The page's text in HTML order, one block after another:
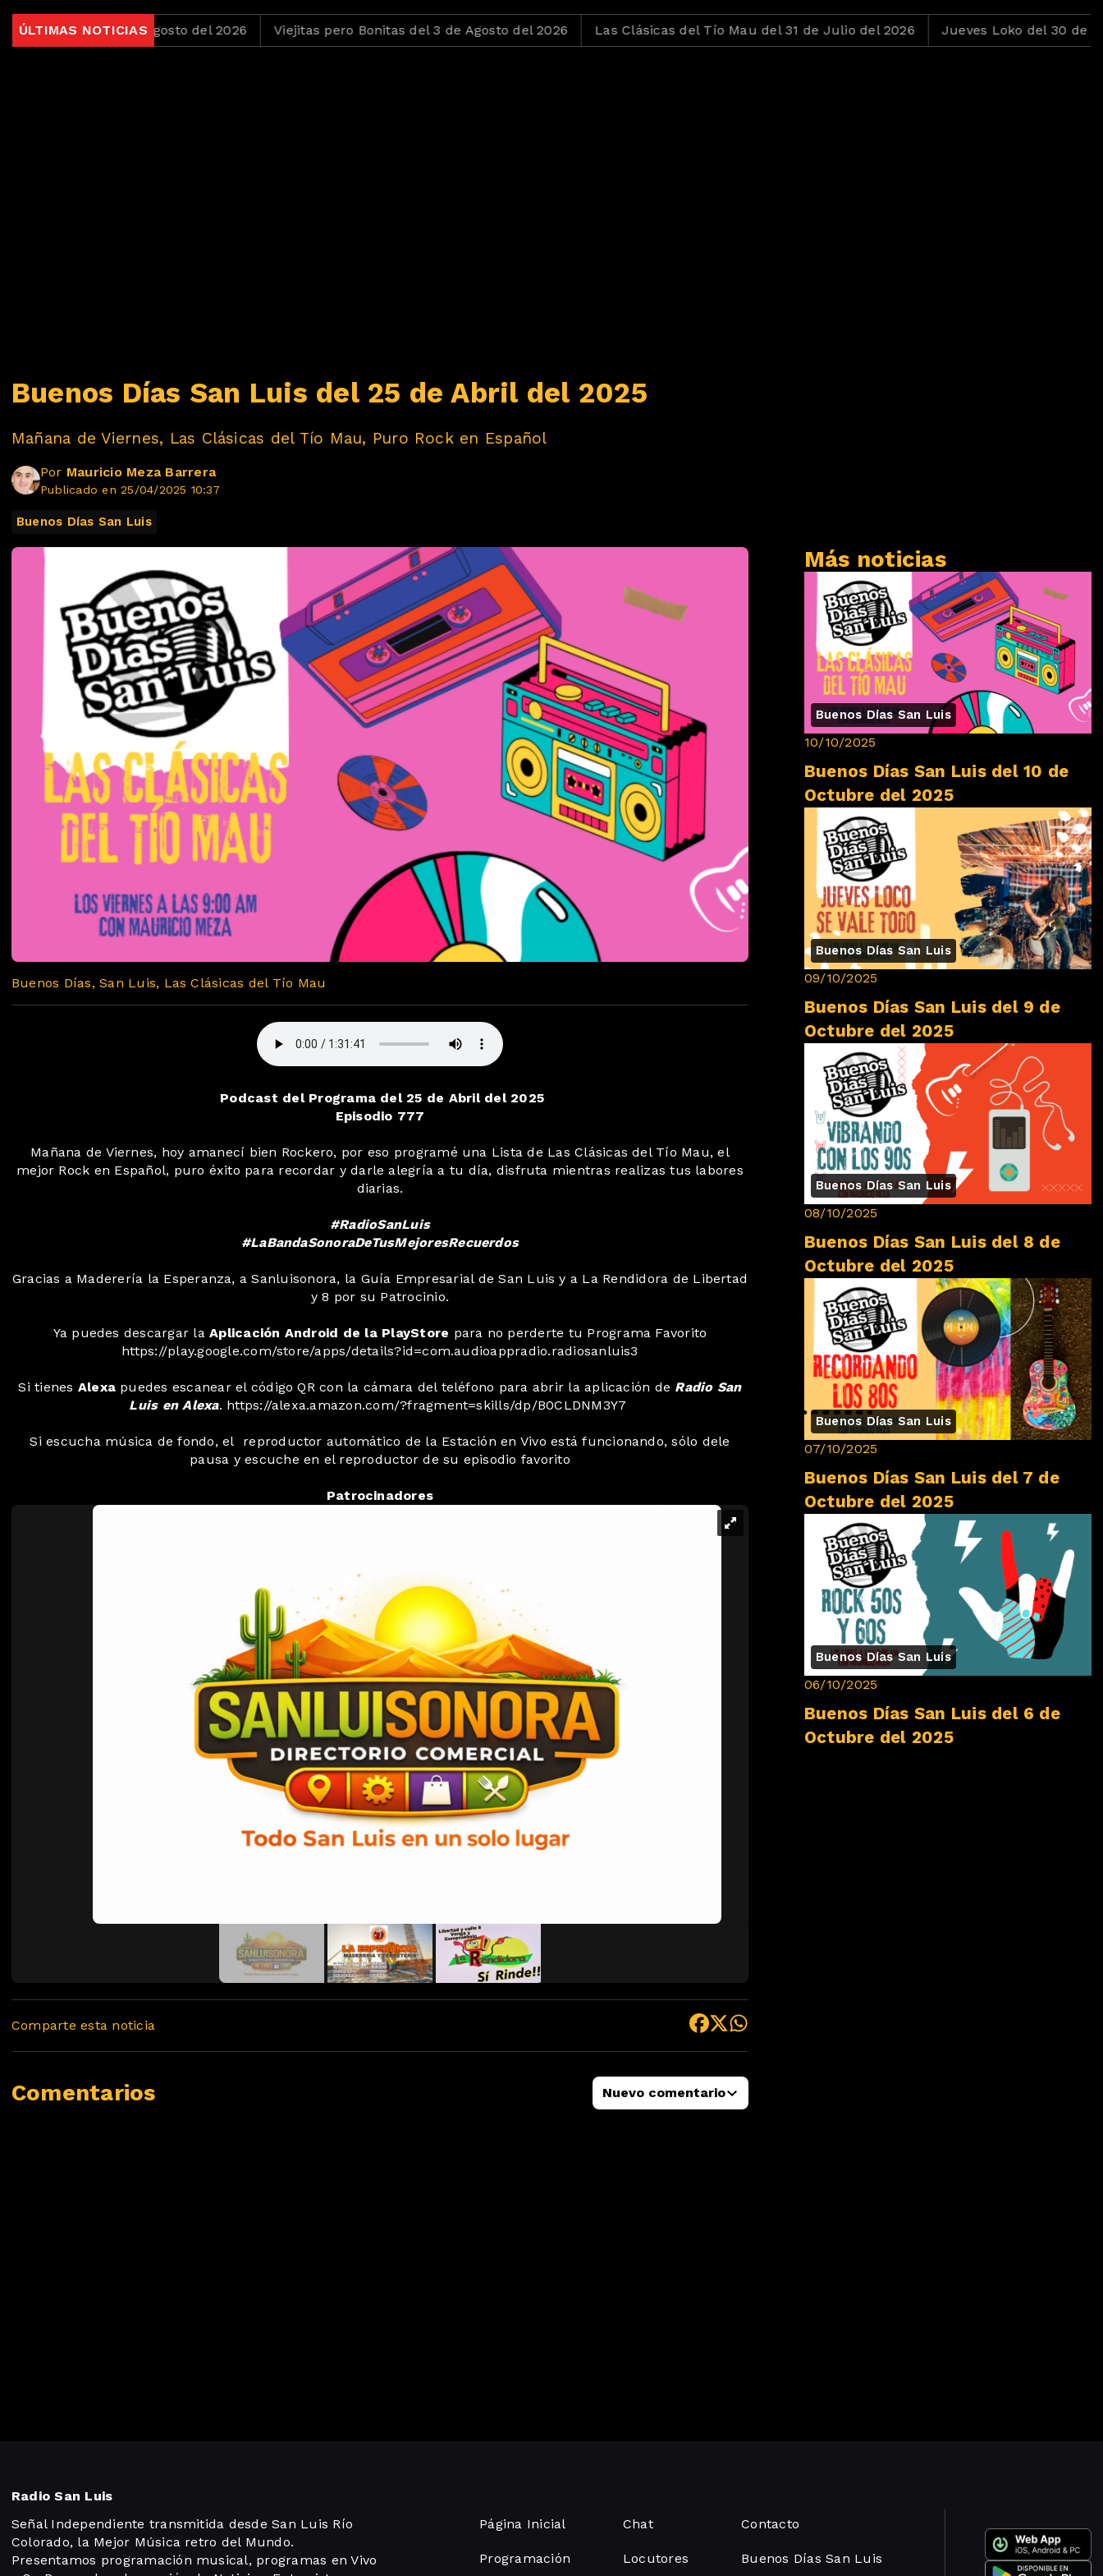
ÚLTIMAS NOTICIAS
del 4 de Agosto del 2026 Viejitas pero Bonitas del 3 de Agosto del 2026 Las Clásicas del Tío Mau del 31 de Julio del 2026 Jueves Loko del 30 de Julio del
Buenos Días San Luis del 25 de Abril del 2025
Mañana de Viernes, Las Clásicas del Tío Mau, Puro Rock en Español
Por Mauricio Meza Barrera
Publicado en 25/04/2025 10:37
Buenos Días San Luis
Buenos Días, San Luis, Las Clásicas del Tío Mau
Podcast del Programa del 25 de Abril del 2025
Episodio 777
Mañana de Viernes, hoy amanecí bien Rockero, por eso programé una Lista de Las Clásicas del Tío Mau, el
mejor Rock en Español, puro éxito para recordar y darle alegría a tu día, disfruta mientras realizas tus labores
diarias.
#RadioSanLuis
#LaBandaSonoraDeTusMejoresRecuerdos
Gracias a Maderería la Esperanza, a Sanluisonora, la Guía Empresarial de San Luis y a La Rendidora de Libertad
y 8 por su Patrocinio.
Ya puedes descargar laAplicación Android de la PlayStore para no perderte tu Programa Favorito
https://play.google.com/store/apps/details?id=com.audioappradio.radiosanluis3
Si tienes Alexa puedes escanear el código QR con la cámara del teléfono para abrir la aplicación de Radio San
Luis en Alexa. https://alexa.amazon.com/?fragment=skills/dp/B0CLDNM3Y7
Si escucha música de fondo, el reproductor automático de la Estación en Vivo está funcionando, sólo dele
pausa y escuche en el reproductor de su episodio favorito
Patrocinadores
Comparte esta noticia
Comentarios Nuevo comentario
Más noticias
Buenos Días San Luis
10/10/2025
Buenos Días San Luis del 10 de
Octubre del 2025
Buenos Días San Luis
09/10/2025
Buenos Días San Luis del 9 de
Octubre del 2025
Buenos Días San Luis
08/10/2025
Buenos Días San Luis del 8 de
Octubre del 2025
Buenos Días San Luis
07/10/2025
Buenos Días San Luis del 7 de
Octubre del 2025
Buenos Días San Luis
06/10/2025
Buenos Días San Luis del 6 de
Octubre del 2025
Radio San Luis
Señal Independiente transmitida desde San Luis Río
Colorado, la Mejor Música retro del Mundo.
Presentamos programación musical, programas en Vivo
Página Inicial
Programación
Chat
Locutores
Contacto
Buenos Días San Luis